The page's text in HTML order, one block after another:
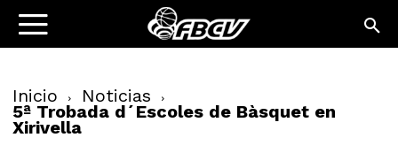
Inicio Noticias
5ª Trobada d´Escoles de Bàsquet en
Xirivella